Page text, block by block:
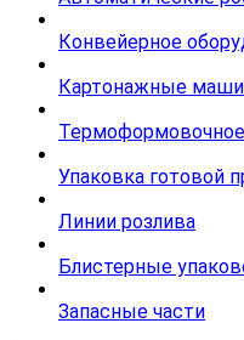
Конвейерное
Картонажные
Упаковка готовой
Линии розлива
Блистерные
Запасные части